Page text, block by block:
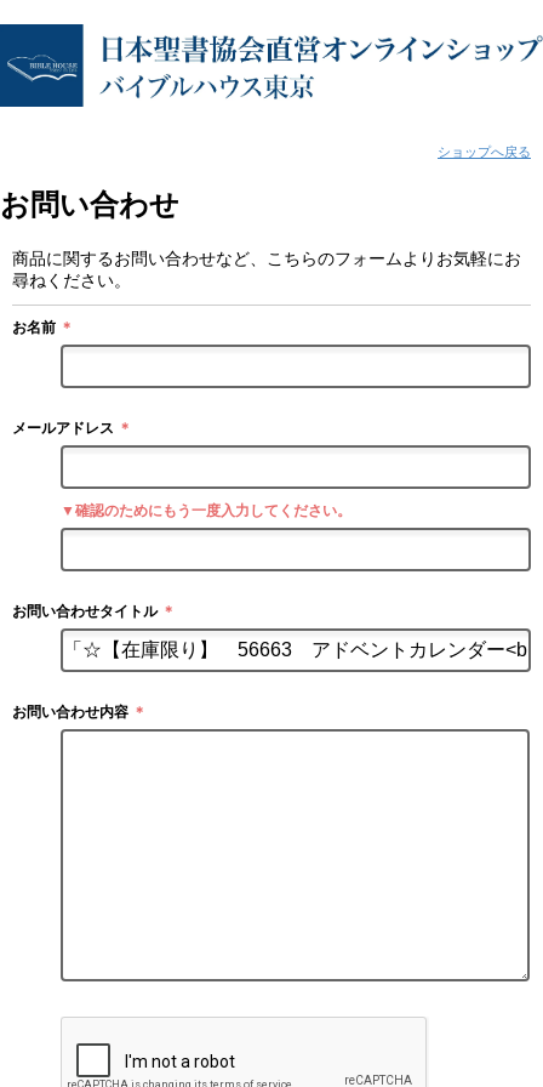
ショップへ戻る
お問い合わせ
商品に関するお問い合わせなど、こちらのフォームよりお気軽にお
尋ねください。
お名前 ＊
メールアドレス ＊
▼確認のためにもう一度入力してください。
お問い合わせタイトル ＊
お問い合わせ内容 ＊